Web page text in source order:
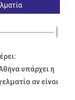
υπάρχει η
αν είναι